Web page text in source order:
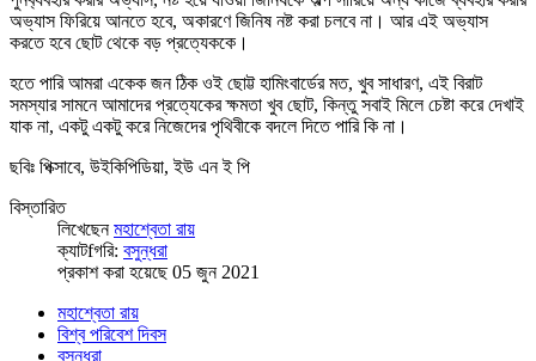
অভ্যাস ফিরিয়ে আনতে হবে, অকারণে জিনিষ নষ্ট করা চলবে না। আর এই অভ্যাস
করতে হবে ছোট থেকে বড় প্রত্যেককে।
হতে পারি আমরা একেক জন ঠিক ওই ছোট্ট হামিংবার্ডের মত, খুব সাধারণ, এই বিরাট
সমস্যার সামনে আমাদের প্রত্যেকের ক্ষমতা খুব ছোট, কিন্তু সবাই মিলে চেষ্টা করে দেখাই
যাক না, একটু একটু করে নিজেদের পৃথিবীকে বদলে দিতে পারি কি না।
ছবিঃ পিক্সাবে, উইকিপিডিয়া, ইউ এন ই পি
বিস্তারিত
লিখেছেনমহাশ্বেতা রায়
ক্যাটfগরি: বসুন্ধরা
প্রকাশ করা হয়েছে 05 জুন 2021
মহাশ্বেতা রায়
বিশ্ব পরিবেশ দিবস
বসুন্ধরা